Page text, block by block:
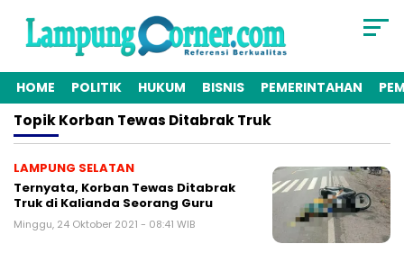
HOME POLITIK HUKUM BISNIS PEMERINTAHAN
TopikKorban Tewas Ditabrak Truk
LAMPUNG SELATAN
Ternyata, Korban Tewas Ditabrak
Truk di Kalianda Seorang Guru
Minggu, 24 Oktober 2021 - 08:41 WIB